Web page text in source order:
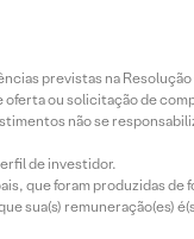
previstas na
ou solicitação de
não se
de investidor.
que foram produzidas
sua(s) remuneração(es)